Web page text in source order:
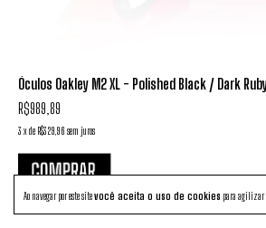
Ao navegar por este sitevocê aceita o uso de cookies para agilizar
Óculos Oakley M2 XL - Polished Black / Dark
R$989,89
3 xde R$329,96 sem juros